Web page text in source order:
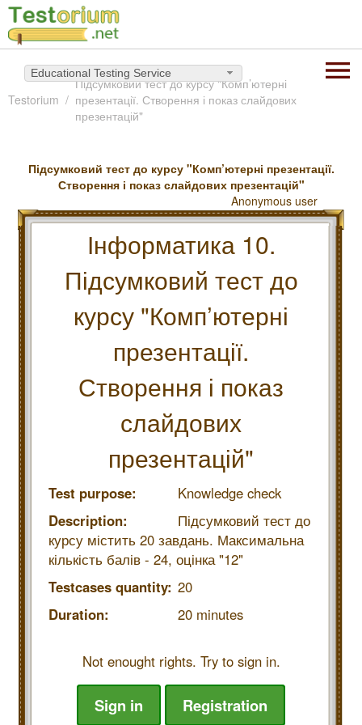
Educational Testing Service
Testorium
Підсумковий тест до курсу "Комп’ютерні
презентації. Створення і показ слайдових
презентацій"
Підсумковий тест до курсу "Комп’ютерні презентації.
Створення і показ слайдових презентацій"
Anonymous user
Інформатика 10.
Підсумковий тест до
курсу "Комп’ютерні
презентації.
Створення і показ
слайдових
презентацій"
Test purpose:
Knowledge check
Description:
Підсумковий тест до
курсу містить 20 завдань. Максимальна
кількість балів - 24, оцінка "12"
Testcases quantity: 20
Duration:
20 minutes
Not enought rights. Try to sign in.
Sign in Registration